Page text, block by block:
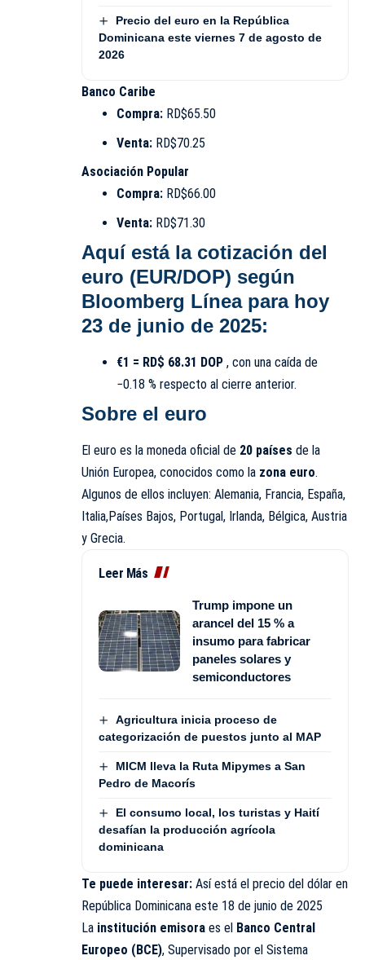
Precio del euro en la República
Dominicana este viernes 7 de agosto de
2026
Banco Caribe
Compra:RD$65.50
Venta:RD$70.25
Asociación Popular
Compra: RD$66.00
Venta:RD$71.30
Aquí está la cotización del
euro (EUR/DOP) según
Bloomberg Líneapara hoy
23 de junio de 2025:
€1 = RD$ 68.31 DOP , con una caída de
−0.18 % respecto al cierre anterior.
Sobre el euro
El euro es la moneda oficial de 20 países de la
Unión Europea, conocidos como la zona euro.
Algunos de ellos incluyen: Alemania, Francia, España,
Italia,Países Bajos, Portugal, Irlanda, Bélgica, Austria
y Grecia.
Leer Más
Trump impone un
arancel del 15 % a
insumo para fabricar
paneles solares y
semiconductores
Agricultura inicia proceso de
categorización de puestos junto al MAP
MICM lleva la Ruta Mipymes a San
Pedro de Macorís
El consumo local, los turistas y Haití
desafían la producción agrícola
dominicana
Te puede interesar: Así está el precio del dólar en
República Dominicana este 18 de junio de 2025
La institución emisora es el Banco Central
Europeo (BCE), Supervisado por el Sistema